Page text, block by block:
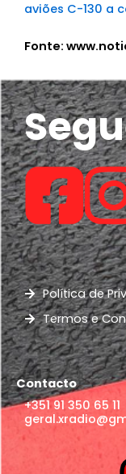
aviões C-130 a
Fonte:
Política de
Termos e
Contacto
+351 91 350 65 11